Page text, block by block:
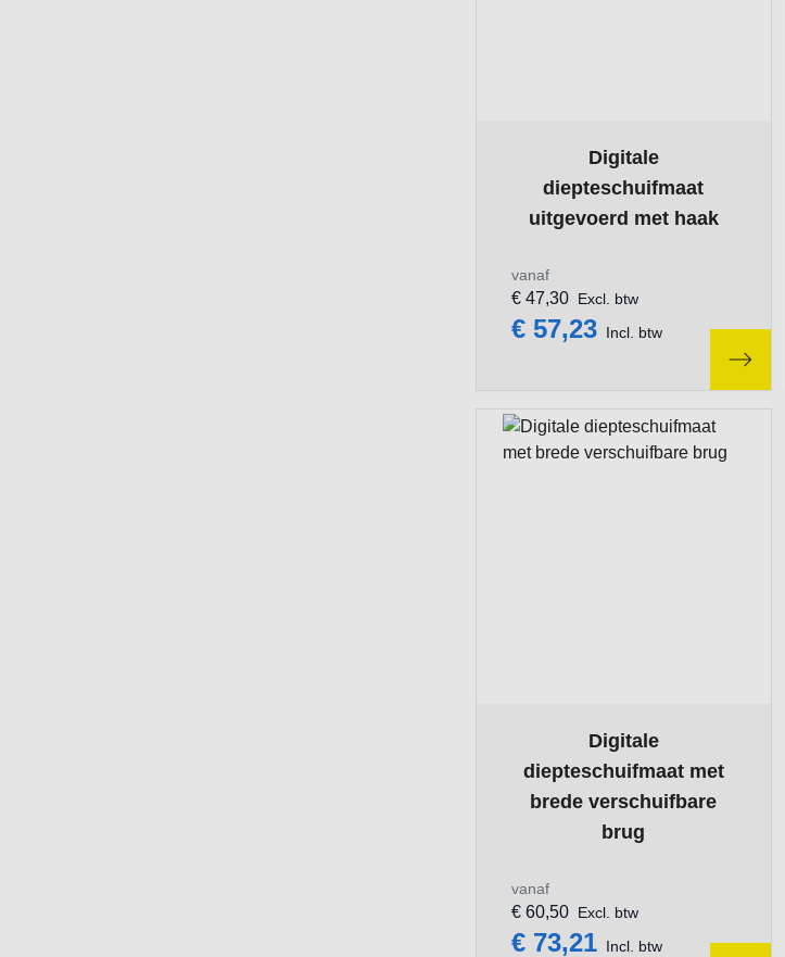
Digitale
diepteschuifmaat
uitgevoerd met haak
vanaf
€ 57,23 Incl. btw
€ 47,30 Excl. btw
Digitale
diepteschuifmaat met
brede verschuifbare
brug
vanaf
€ 73,21 Incl. btw
€ 60,50 Excl. btw